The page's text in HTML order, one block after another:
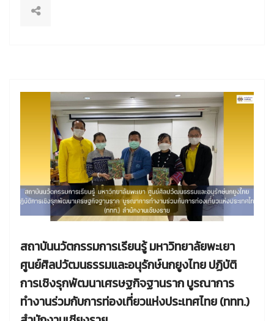
สถาบันนวัตกรรมการเรียนรู้ มหาวิทยาลัยพะเยา
ศูนย์ศิลปวัฒนธรรมและอนุรักษ์นกยูงไทย ปฏิบัติ
การเชิงรุกพัฒนาเศรษฐกิจฐานราก บูรณาการ
ทำงานร่วมกับการท่องเที่ยวแห่งประเทศไทย (ททท.)